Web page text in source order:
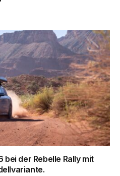
bei der Rebelle Rally mit